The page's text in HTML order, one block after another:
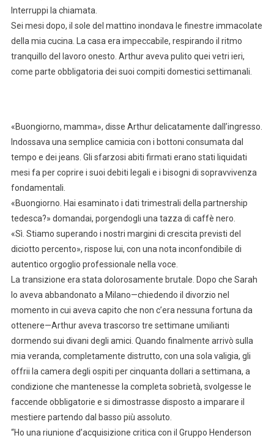
Interruppi la chiamata.
Sei mesi dopo, il sole del mattino inondava le finestre immacolate
della mia cucina. La casa era impeccabile, respirando il ritmo
tranquillo del lavoro onesto. Arthur aveva pulito quei vetri ieri,
come parte obbligatoria dei suoi compiti domestici settimanali.
«Buongiorno, mamma», disse Arthur delicatamente dall’ingresso.
Indossava una semplice camicia con i bottoni consumata dal
tempo e dei jeans. Gli sfarzosi abiti firmati erano stati liquidati
mesi fa per coprire i suoi debiti legali e i bisogni di sopravvivenza
fondamentali.
«Buongiorno. Hai esaminato i dati trimestrali della partnership
tedesca?» domandai, porgendogli una tazza di caffè nero.
«Sì. Stiamo superando i nostri margini di crescita previsti del
diciotto percento», rispose lui, con una nota inconfondibile di
autentico orgoglio professionale nella voce.
La transizione era stata dolorosamente brutale. Dopo che Sarah
lo aveva abbandonato a Milano—chiedendo il divorzio nel
momento in cui aveva capito che non c’era nessuna fortuna da
ottenere—Arthur aveva trascorso tre settimane umilianti
dormendo sui divani degli amici. Quando finalmente arrivò sulla
mia veranda, completamente distrutto, con una sola valigia, gli
offrii la camera degli ospiti per cinquanta dollari a settimana, a
condizione che mantenesse la completa sobrietà, svolgesse le
faccende obbligatorie e si dimostrasse disposto a imparare il
mestiere partendo dal basso più assoluto.
“Ho una riunione d’acquisizione critica con il Gruppo Henderson